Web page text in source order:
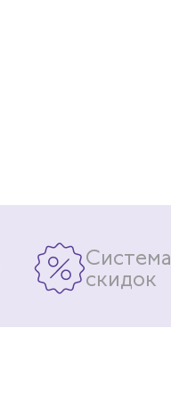
Система
скидок